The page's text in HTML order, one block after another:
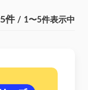
5件/ 1〜5件表示中